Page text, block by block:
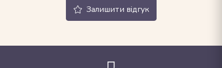
Залишити відгук